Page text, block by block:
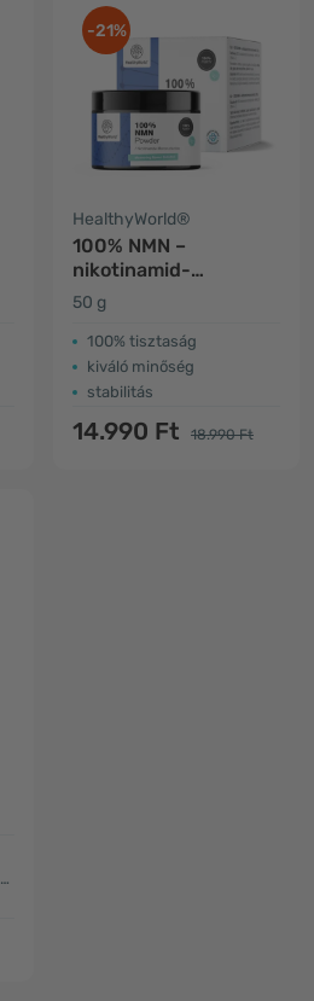
-21%
HealthyWorld®
100% NMN –
nikotinamid-
mononukleotid
50 g
100% tisztaság
kiváló minőség
stabilitás
14.990 Ft 18.990 Ft